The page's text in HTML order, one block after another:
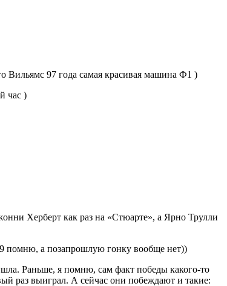
Вильямс 97 года самая красивая машина Ф1 )
час )
Херберт как раз на «Стюарте», а Ярно Трулли
помню, а позапрошлую гонку вообще нет))
Раньше, я помню, сам факт победы какого-то
раз выиграл. А сейчас они побеждают и такие: